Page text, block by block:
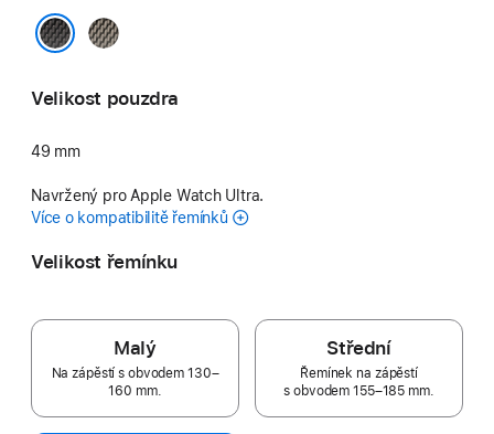
přírodní
Velikost pouzdra
49 mm
Navržený pro Apple Watch Ultra.
Více o kompatibilitě řemínků
Velikost řemínku
Malý
Na zápěstí s obvodem 130–
160 mm.
Střední
Řemínek na zápěstí
s obvodem 155–185 mm.